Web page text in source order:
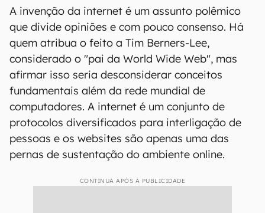
A invenção da internet é um assunto polêmico
que divide opiniões e com pouco consenso. Há
quem atribua o feito a Tim Berners-Lee,
considerado o "pai da World Wide Web", mas
afirmar isso seria desconsiderar conceitos
fundamentais além da rede mundial de
computadores. A internet é um conjunto de
protocolos diversificados para interligação de
pessoas e os websites são apenas uma das
pernas de sustentação do ambiente online.
CONTINUA APÓS A PUBLICIDADE